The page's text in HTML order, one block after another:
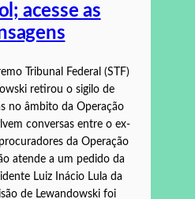
acesse as
Tribunal Federal (STF)
retirou o sigilo de
no âmbito da Operação
conversas entre o ex-
da Operação
atende a um pedido da
Luiz Inácio Lula da
de Lewandowski foi